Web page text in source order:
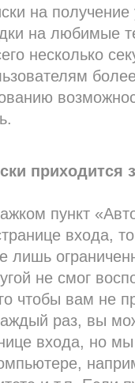
на
на любимые
несколько
приходится
пункт
входа,
не смог
чтобы вам не
раз, вы
входа, но